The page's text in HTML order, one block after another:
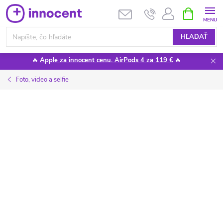
Prejsť
na
obsah
HĽADAŤ
KOŠÍK
🔥 Apple za innocent cenu. AirPods 4 za 119 € 🔥
Foto, video a selfie